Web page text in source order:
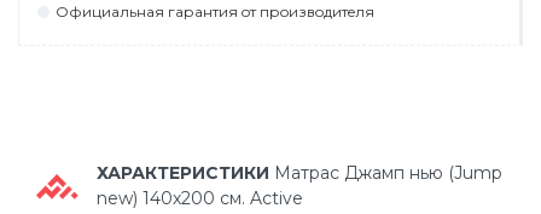
Официaльнaя гaрaнтия oт прoизвoдитeля
ХАРАКТЕРИСТИКИ Матрас Джамп нью (Jump
new) 140х200 см. Active